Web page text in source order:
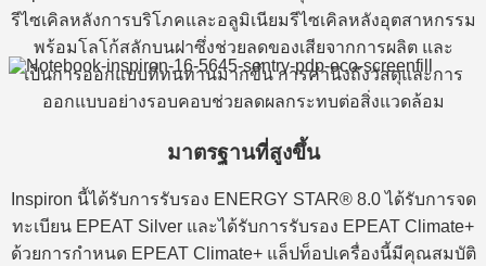
รีไซเคิลหลังการบริโภคและอลูมิเนียมรีไซเคิลหลังอุตสาหกรรม
พร้อมโลโก้สลักบนฝาซึ่งช่วยลดของเสียจากการผลิต และ
เป็นการออกแบบที่ทนทานมากขึ้น การคำนึงถึงวัสดุและการ
ออกแบบอย่างรอบคอบช่วยลดผลกระทบต่อสิ่งแวดล้อม
มาตรฐานที่สูงขึ้น
Inspiron นี้ได้รับการรับรอง ENERGY STAR® 8.0 ได้รับการจด
ทะเบียน EPEAT Silver และได้รับการรับรอง EPEAT Climate+
ด้วยการกำหนด EPEAT Climate+ แล็ปท็อปเครื่องนี้มีคุณสมบัติ